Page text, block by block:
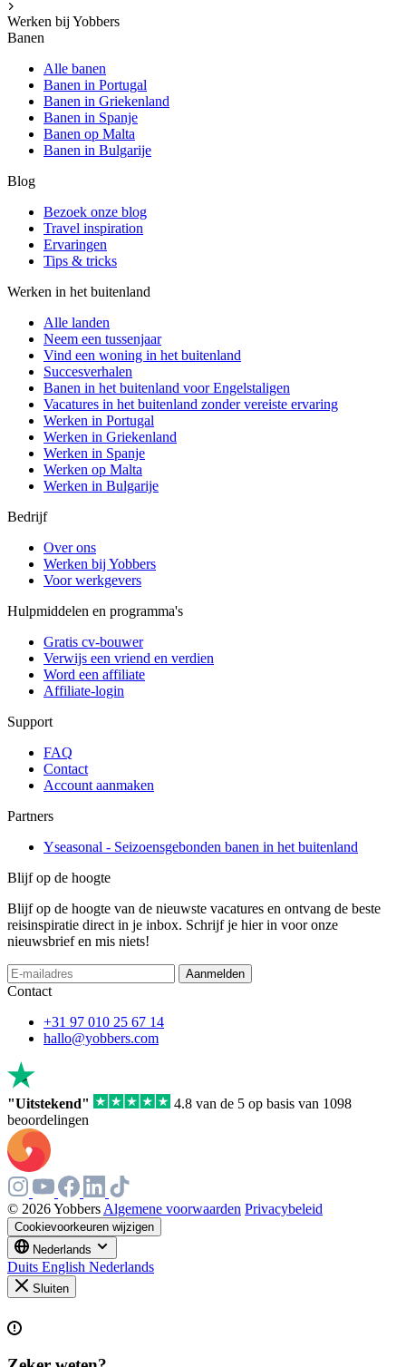
Werken bij Yobbers
Banen
Alle banen
Banen in Portugal
Banen in Griekenland
Banen in Spanje
Banen op Malta
Banen in Bulgarije
Blog
Bezoek onze blog
Travel inspiration
Ervaringen
Tips & tricks
Werken in het buitenland
Alle landen
Neem een ​​tussenjaar
Vind een woning in het buitenland
Succesverhalen
Banen in het buitenland voor Engelstaligen
Vacatures in het buitenland zonder vereiste ervaring
Werken in Portugal
Werken in Griekenland
Werken in Spanje
Werken op Malta
Werken in Bulgarije
Bedrijf
Over ons
Werken bij Yobbers
Voor werkgevers
Hulpmiddelen en programma's
Gratis cv-bouwer
Verwijs een vriend en verdien
Word een affiliate
Affiliate-login
Support
FAQ
Contact
Account aanmaken
Partners
Yseasonal - Seizoensgebonden banen in het buitenland
Blijf op de hoogte
Blijf op de hoogte van de nieuwste vacatures en ontvang de beste
reisinspiratie direct in je inbox. Schrijf je hier in voor onze
nieuwsbrief en mis niets!
Aanmelden
Contact
+31 97 010 25 67 14
hallo@yobbers.com
"Uitstekend"
4.8 van de 5 op basis van 1098
beoordelingen
© 2026 Yobbers Algemene voorwaarden Privacybeleid
Cookievoorkeuren wijzigen
Nederlands
Duits English Nederlands
Sluiten